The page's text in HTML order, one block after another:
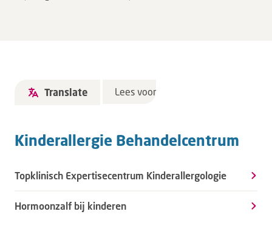
Translate Lees voor
Kinderallergie Behandelcentrum
Topklinisch Expertisecentrum Kinderallergologie
Hormoonzalf bij kinderen